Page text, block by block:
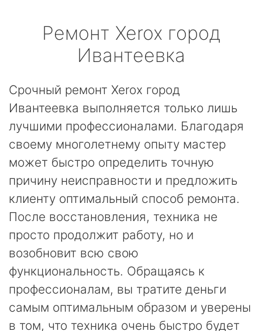
Ремонт Xerox город
Ивантеевка
Срочный ремонт Xerox город
Ивантеевка выполняется только лишь
лучшими профессионалами. Благодаря
своему многолетнему опыту мастер
может быстро определить точную
причину неисправности и предложить
клиенту оптимальный способ ремонта.
После восстановления, техника не
просто продолжит работу, но и
возобновит всю свою
функциональность. Обращаясь к
профессионалам, вы тратите деньги
самым оптимальным образом и уверены
в том, что техника очень быстро будет